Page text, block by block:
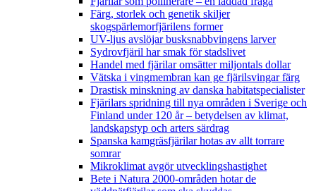
Färg, storlek och genetik skiljer
skogspärlemorfjärilens former
UV-ljus avslöjar busksnabbvingens larver
Sydrovfjäril har smak för stadslivet
Handel med fjärilar omsätter miljontals dollar
Vätska i vingmembran kan ge fjärilsvingar färg
Drastisk minskning av danska habitatspecialister
Fjärilars spridning till nya områden i Sverige och
Finland under 120 år– betydelsen av klimat,
landskapstyp och arters särdrag
Spanska kamgräsfjärilar hotas av allt torrare
somrar
Mikroklimat avgör utvecklingshastighet
Bete i Natura 2000-områden hotar de